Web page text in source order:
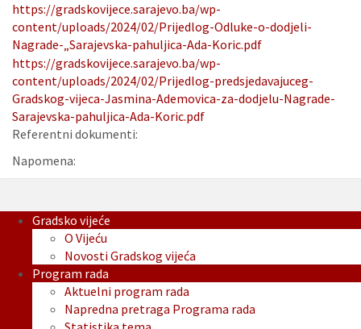
https://gradskovijece.sarajevo.ba/wp-
content/uploads/2024/02/Prijedlog-Odluke-o-dodjeli-
Nagrade-„Sarajevska-pahuljica-Ada-Koric.pdf
https://gradskovijece.sarajevo.ba/wp-
content/uploads/2024/02/Prijedlog-predsjedavajuceg-
Gradskog-vijeca-Jasmina-Ademovica-za-dodjelu-Nagrade-
Sarajevska-pahuljica-Ada-Koric.pdf
Referentni dokumenti:
Napomena:
Gradsko vijeće
O Vijeću
Novosti Gradskog vijeća
Program rada
Aktuelni program rada
Napredna pretraga Programa rada